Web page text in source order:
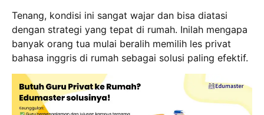
Tenang, kondisi ini sangat wajar dan bisa diatasi
dengan strategi yang tepat di rumah. Inilah mengapa
banyak orang tua mulai beralih memilih les privat
bahasa inggris di rumah sebagai solusi paling efektif.